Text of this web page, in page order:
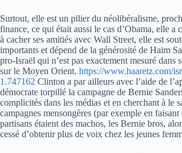
Surtout, elle est un pilier du néolibéralisme,
finance, ce qui était aussi le cas d’Obama, elle a
à cacher ses amitiés avec Wall Street, elle est
importants et dépend de la générosité de Haim
pro-Israël qui n’est pas exactement mesuré dans
sur le Moyen Orient. https://www.haaretz.com/
1.747162 Clinton a par ailleurs avec l’aide de
démocrate torpillé la campagne de Bernie
complicités dans les médias et en cherchant à le
campagnes mensongères (par exemple en faisant
partisans étaient des machos, les Bernie bros,
cessé d’obtenir plus de voix chez les jeunes